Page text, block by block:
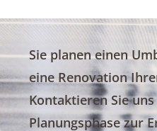
Sie planen einen
eine Renovation
Kontaktieren Sie
Planungsphase zur